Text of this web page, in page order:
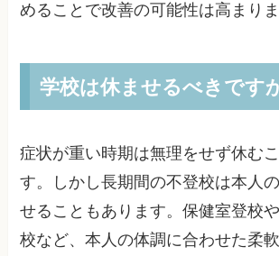
めることで改善の可能性は高まりま
学校は休ませるべきです
症状が重い時期は無理をせず休む
す。しかし長期間の不登校は本人
せることもあります。保健室登校
校など、本人の体調に合わせた柔